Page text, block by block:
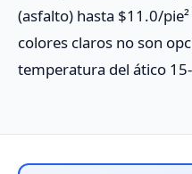
(asfalto) hasta $11.0/
colores claros no son
temperatura del ático 15-